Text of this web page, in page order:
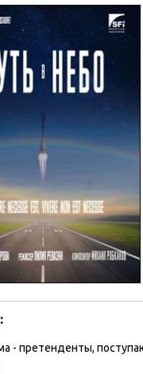
- претенденты,